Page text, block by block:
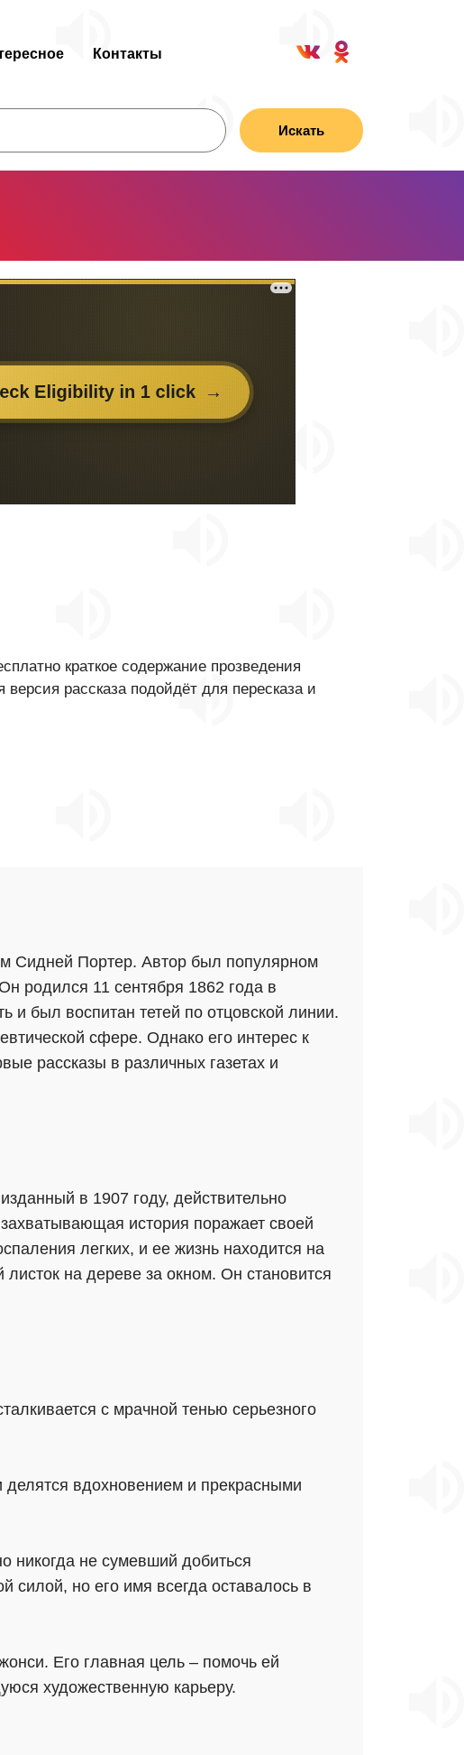
Контакты
Искать
краткое содержание прозведения
рассказа подойдёт для пересказа и
Сидней Портер. Автор был популярном
родился 11 сентября 1862 года в
был воспитан тетей по отцовской линии.
сфере. Однако его интерес к
рассказы в различных газетах и
в 1907 году, действительно
история поражает своей
легких, и ее жизнь находится на
на дереве за окном. Он становится
с мрачной тенью серьезного
вдохновением и прекрасными
никогда не сумевший добиться
силой, но его имя всегда оставалось в
Его главная цель – помочь ей
художественную карьеру.